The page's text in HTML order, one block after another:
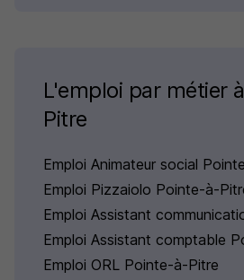
L'emploi par métier
Pitre
Emploi Animateur social
Emploi Pizzaiolo Pointe-à-
Emploi Assistant
Emploi Assistant comptable
Emploi ORL Pointe-à-Pitre